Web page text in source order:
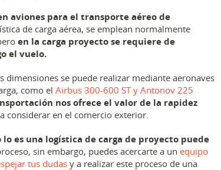
aviones para el transporte aéreo de
de carga aérea, se emplean normalmente
en la carga proyecto se requiere de
el vuelo.
dimensiones se puede realizar mediante aeronaves
como el Airbus 300-600 ST y Antonov 225
nos ofrece el valor de la rapidez
considerar en el comercio exterior.
es una logística de carga de proyecto puede
sin embargo, puedes acercarte a un equipo
tus dudas y a realizar este proceso de una